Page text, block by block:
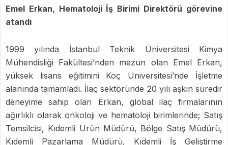
Emel Erkan, Hematoloji İş Birimi Direktörü görevine
atandı
1999 yılında İstanbul Teknik Üniversitesi Kimya
Mühendisliği Fakültesi’nden mezun olan Emel Erkan,
yüksek lisans eğitimini Koç Üniversitesi’nde İşletme
alanında tamamladı. İlaç sektöründe 20 yılı aşkın süredir
deneyime sahip olan Erkan, global ilaç firmalarının
ağırlıklı olarak onkoloji ve hematoloji birimlerinde; Satış
Temsilcisi, Kıdemli Ürün Müdürü, Bölge Satış Müdürü,
Kıdemli Pazarlama Müdürü, Kıdemli İş Geliştirme